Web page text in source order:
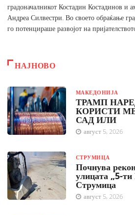
градоначалникот Костадин Костадинов и
Андреа Силвестри. Во своето обраќање
го потенцираше развојот на
НАЈНОВО
МАКЕДОНИЈА
ТРАМП
КОРИСТИ
САД ИЛИ
август 5, 2026
СТРУМИЦА
Почнува
улицата „5-
Струмица
август 5, 2026